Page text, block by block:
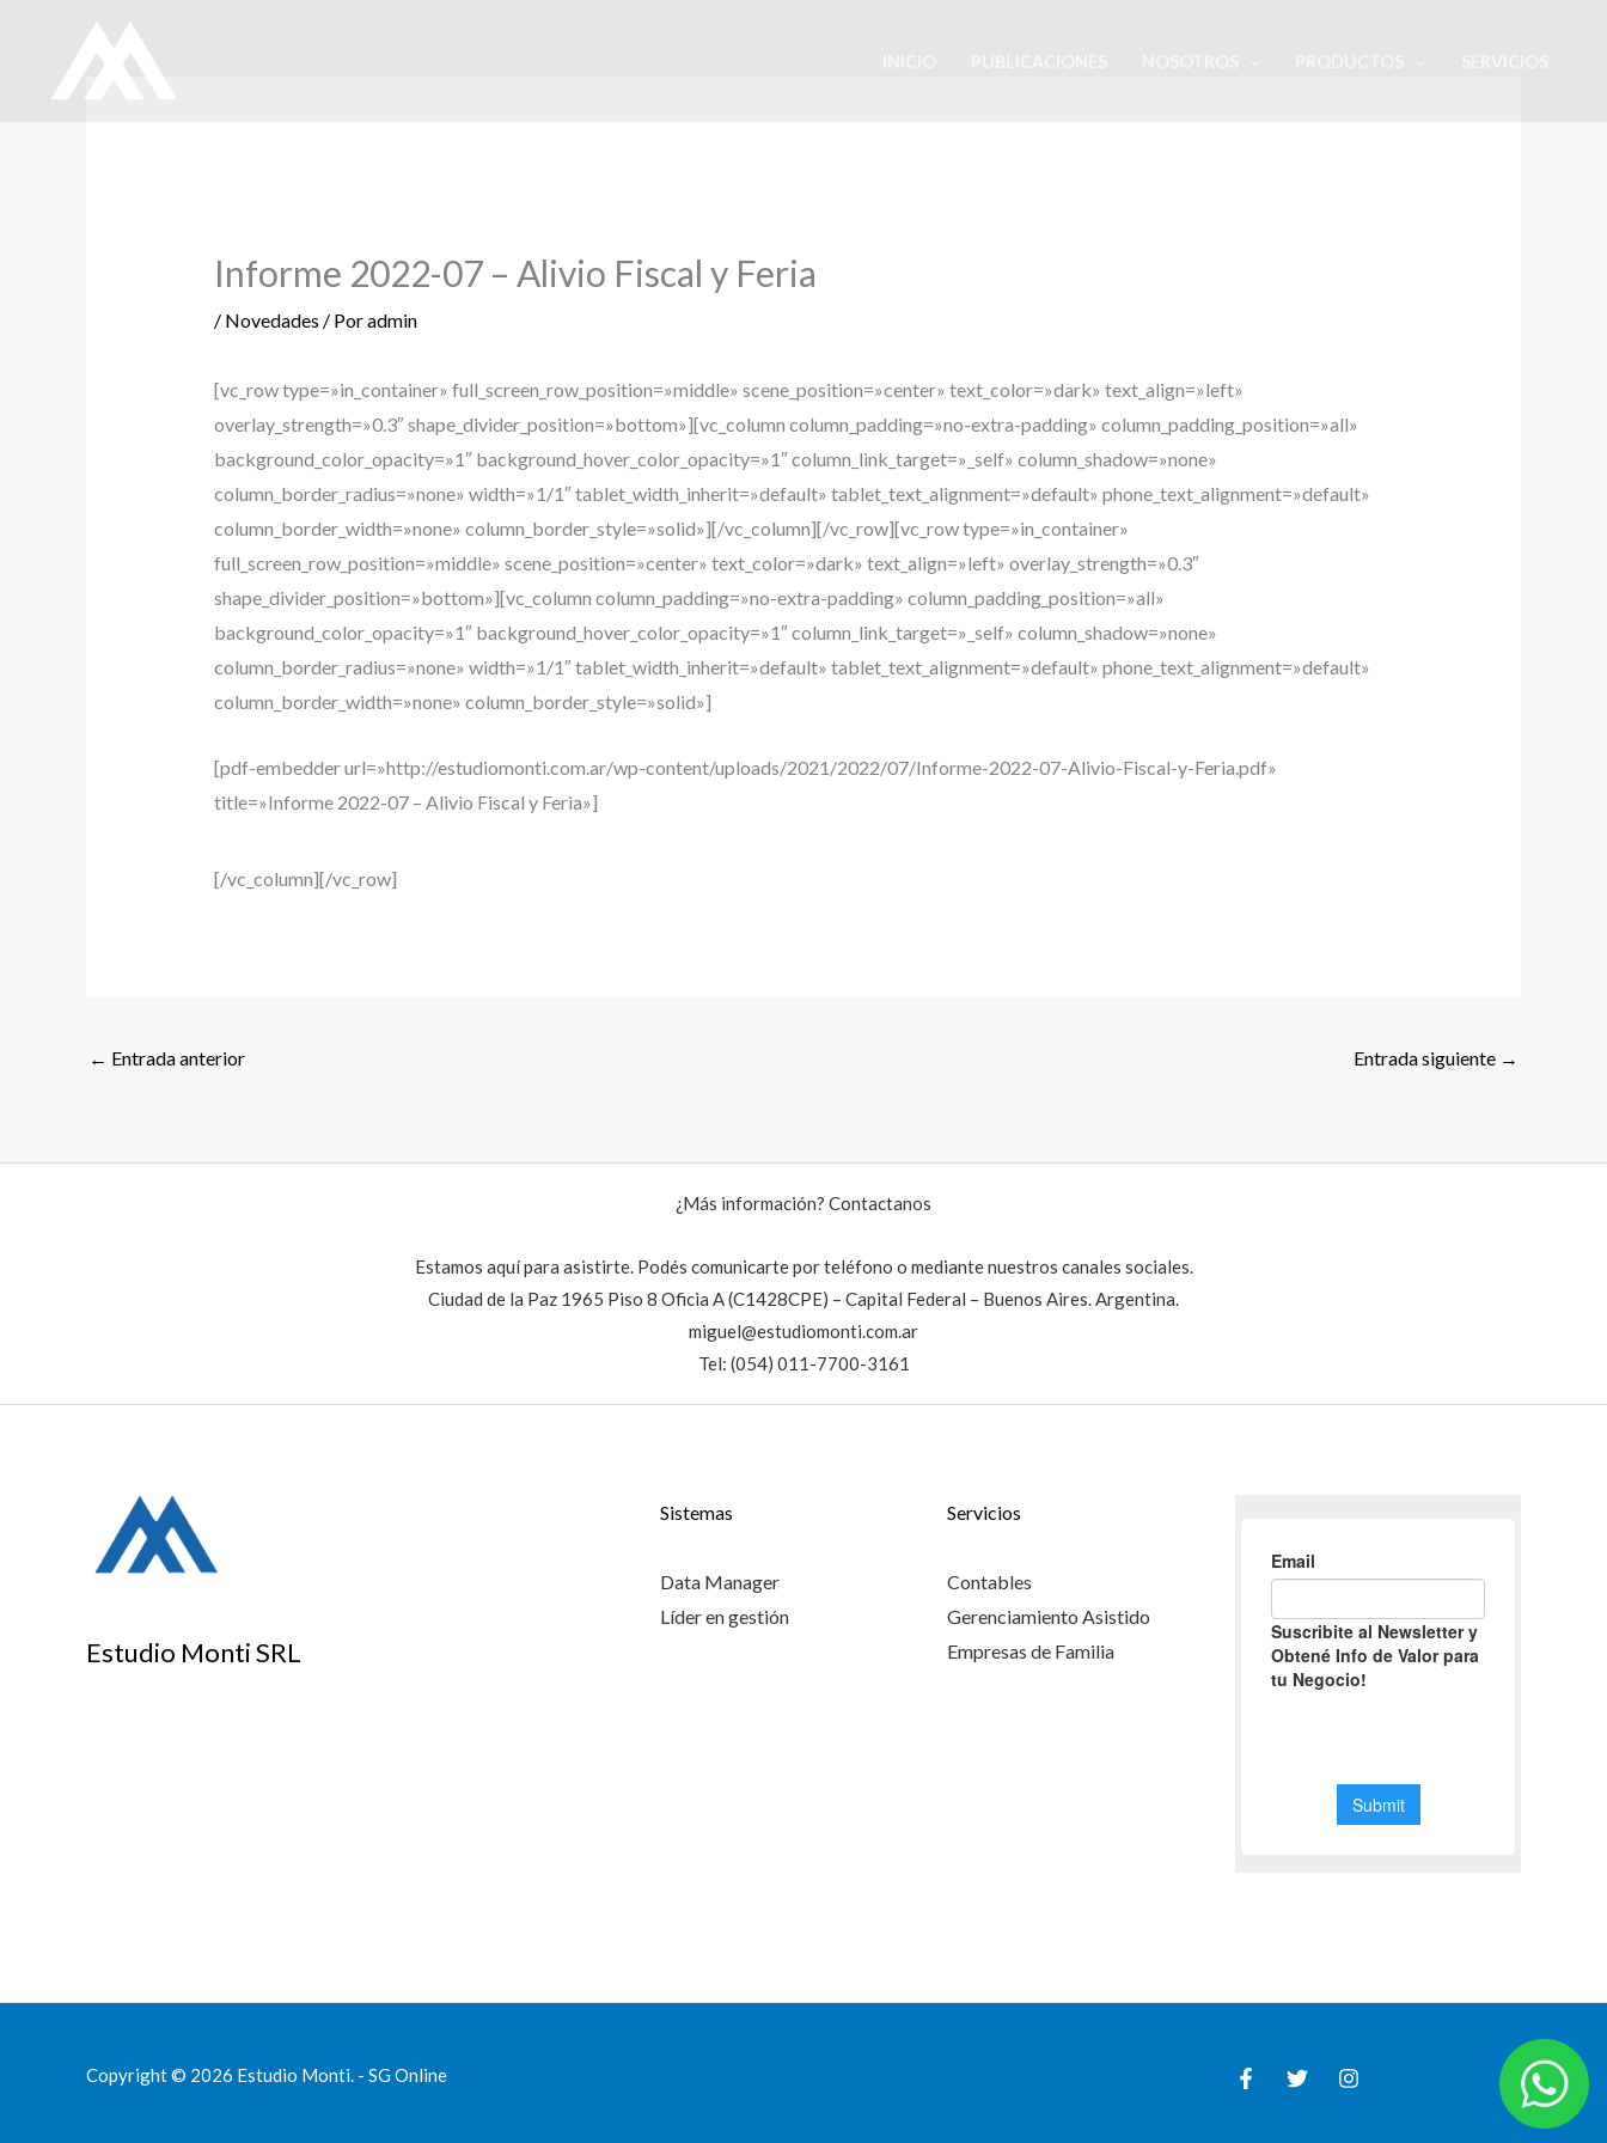
contenido
Informe 2022-07 – Alivio Fiscal y Feria
/ Novedades / Poradmin
[vc_row type=»in_container» full_screen_row_position=»middle» scene_position=»center» text_color=»dark» text_align=»left»
overlay_strength=»0.3″ shape_divider_position=»bottom»][vc_column column_padding=»no-extra-padding» column_padding_position=»all»
background_color_opacity=»1″ background_hover_color_opacity=»1″ column_link_target=»_self» column_shadow=»none»
column_border_radius=»none» width=»1/1″ tablet_width_inherit=»default» tablet_text_alignment=»default» phone_text_alignment=»default»
column_border_width=»none» column_border_style=»solid»][/vc_column][/vc_row][vc_row type=»in_container»
full_screen_row_position=»middle» scene_position=»center» text_color=»dark» text_align=»left» overlay_strength=»0.3″
shape_divider_position=»bottom»][vc_column column_padding=»no-extra-padding» column_padding_position=»all»
background_color_opacity=»1″ background_hover_color_opacity=»1″ column_link_target=»_self» column_shadow=»none»
column_border_radius=»none» width=»1/1″ tablet_width_inherit=»default» tablet_text_alignment=»default» phone_text_alignment=»default»
column_border_width=»none» column_border_style=»solid»]
[pdf-embedder url=»http://estudiomonti.com.ar/wp-content/uploads/2021/2022/07/Informe-2022-07-Alivio-Fiscal-y-Feria.pdf»
title=»Informe 2022-07 – Alivio Fiscal y Feria»]
[/vc_column][/vc_row]
← Entrada anterior Entrada siguiente →
¿Más información? Contactanos
Estamos aquí para asistirte. Podés comunicarte por teléfono o mediante nuestros canales sociales.
Ciudad de la Paz 1965 Piso 8 Oficia A (C1428CPE) – Capital Federal – Buenos Aires. Argentina.
miguel@estudiomonti.com.ar
Tel: (054) 011-7700-3161
Estudio Monti SRL
Sistemas
Data Manager
Líder en gestión
Servicios
Contables
Gerenciamiento Asistido
Empresas de Familia
Copyright © 2026 Estudio Monti. - SG Online